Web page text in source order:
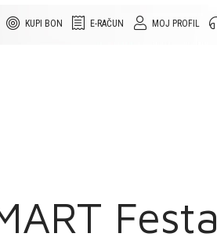
MOJ PROFIL
E-RAČUN
KUPI BON
Festa